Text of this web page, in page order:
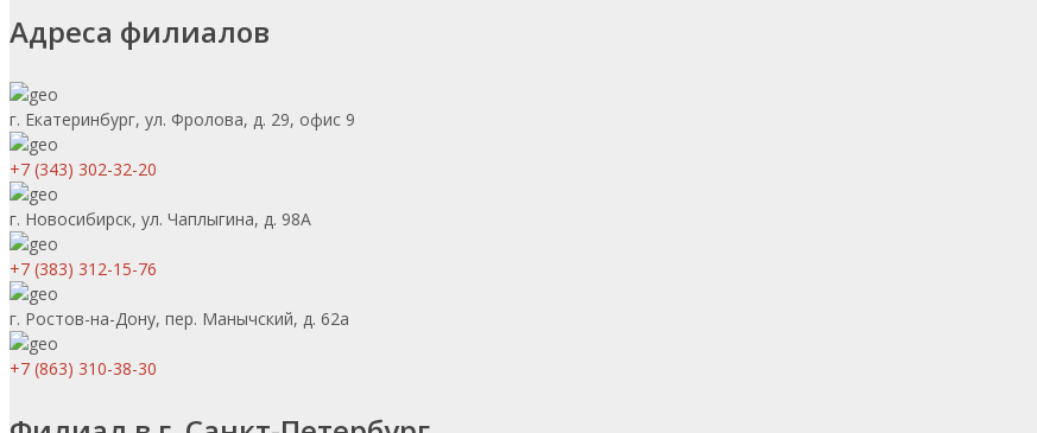
Адреса филиалов
г. Екатеринбург, ул. Фролова, д. 29, офис 9
+7 (343) 302-32-20
г. Новосибирск, ул. Чаплыгина, д. 98А
+7 (383) 312-15-76
г. Ростов-на-Дону, пер. Манычский, д. 62а
+7 (863) 310-38-30